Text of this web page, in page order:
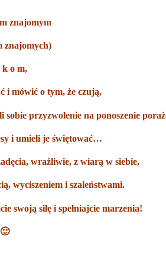
znajomym
znajomych)
k o m,
i mówić o tym, że czują,
przyzwolenie na ponoszenie
i umieli je świętować…
wrażliwie, z wiarą w siebie,
wyciszeniem i szaleństwami.
swoją siłę i spełniajcie marzenia!